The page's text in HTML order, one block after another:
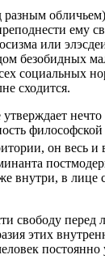
ему
или
безобидных
социальных
сходится.
он весь и
внутри, в
свободу
этих